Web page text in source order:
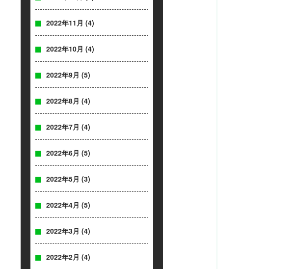
2022年11月 (4)
2022年10月 (4)
2022年9月 (5)
2022年8月 (4)
2022年7月 (4)
2022年6月 (5)
2022年5月 (3)
2022年4月 (5)
2022年3月 (4)
2022年2月 (4)